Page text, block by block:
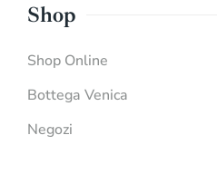
Shop
Shop Online
Bottega Venica
Negozi